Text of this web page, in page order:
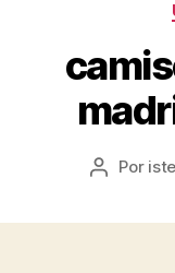
Autor
Por